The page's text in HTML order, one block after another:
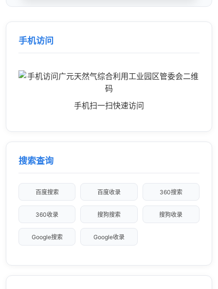
手机访问
手机扫一扫快速访问
搜索查询
百度搜索 百度收录 360搜索
360收录 搜狗搜索 搜狗收录
Google搜索 Google收录